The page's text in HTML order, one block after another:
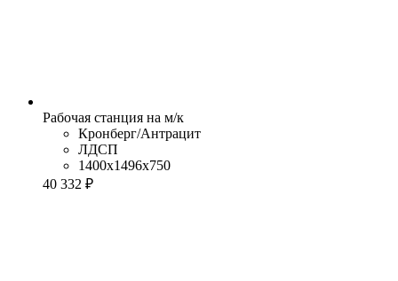
Рабочая станция на м/к
Кронберг/Антрацит
ЛДСП
1400x1496x750
40 332 ₽